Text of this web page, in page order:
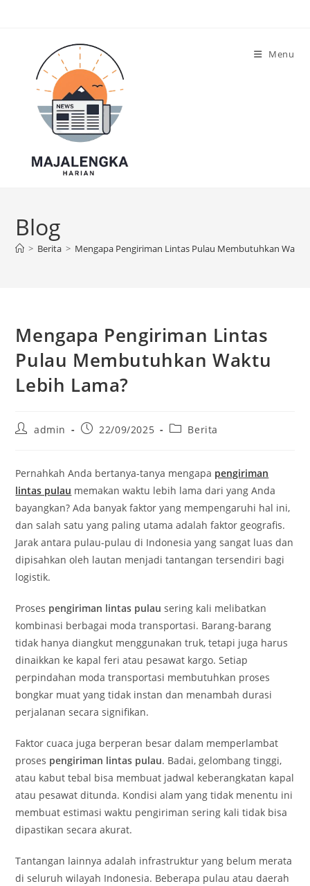
Menu
Blog
> Berita > Mengapa Pengiriman Lintas Pulau Membutuhkan
Mengapa Pengiriman Lintas
Pulau Membutuhkan Waktu
Lebih Lama?
Postadmin
Post22/09/2025
PostBerita
Pernahkah Anda bertanya-tanya mengapa pengiriman
lintas pulau memakan waktu lebih lama dari yang Anda
bayangkan? Ada banyak faktor yang mempengaruhi hal ini,
dan salah satu yang paling utama adalah faktor geografis.
Jarak antara pulau-pulau di Indonesia yang sangat luas dan
dipisahkan oleh lautan menjadi tantangan tersendiri bagi
logistik.
Proses pengiriman lintas pulau sering kali melibatkan
kombinasi berbagai moda transportasi. Barang-barang
tidak hanya diangkut menggunakan truk, tetapi juga harus
dinaikkan ke kapal feri atau pesawat kargo. Setiap
perpindahan moda transportasi membutuhkan proses
bongkar muat yang tidak instan dan menambah durasi
perjalanan secara signifikan.
Faktor cuaca juga berperan besar dalam memperlambat
proses pengiriman lintas pulau. Badai, gelombang tinggi,
atau kabut tebal bisa membuat jadwal keberangkatan kapal
atau pesawat ditunda. Kondisi alam yang tidak menentu ini
membuat estimasi waktu pengiriman sering kali tidak bisa
dipastikan secara akurat.
Tantangan lainnya adalah infrastruktur yang belum merata
di seluruh wilayah Indonesia. Beberapa pulau atau daerah